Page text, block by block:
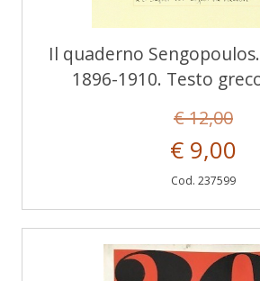
Il quaderno
1896-1910. Testo
€ 12,00
€ 9,00
Cod. 237599